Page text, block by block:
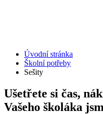
Úvodní stránka
Školní potřeby
Sešity
Ušetřete si čas,
Vašeho školáka